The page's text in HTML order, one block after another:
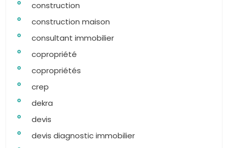
construction
construction maison
consultant immobilier
copropriété
copropriétés
crep
dekra
devis
devis diagnostic immobilier